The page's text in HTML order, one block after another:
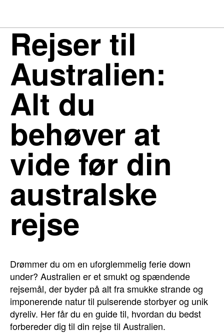
Rejser til
Australien:
Alt du
behøver at
vide før din
australske
rejse
Drømmer du om en uforglemmelig ferie down
under? Australien er et smukt og spændende
rejsemål, der byder på alt fra smukke strande og
imponerende natur til pulserende storbyer og unik
dyreliv. Her får du en guide til, hvordan du bedst
forbereder dig til din rejse til Australien.